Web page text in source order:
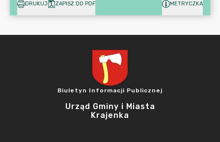
DRUKUJ ZAPISZ DO PDF METRYCZKA
Biuletyn Informacji Publicznej
Urząd Gminy i Miasta
Krajenka